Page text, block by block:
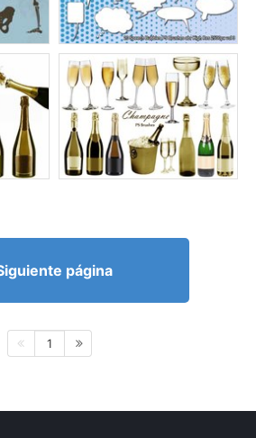
página
1